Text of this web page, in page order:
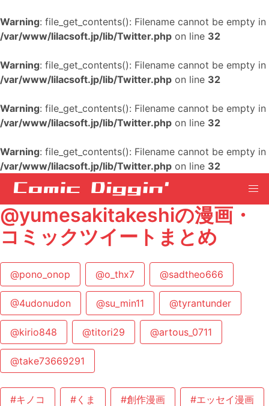
Warning: file_get_contents(): Filename cannot be empty in
/var/www/lilacsoft.jp/lib/Twitter.php on line 32
Warning: file_get_contents(): Filename cannot be empty in
/var/www/lilacsoft.jp/lib/Twitter.php on line 32
Warning: file_get_contents(): Filename cannot be empty in
/var/www/lilacsoft.jp/lib/Twitter.php on line 32
Warning: file_get_contents(): Filename cannot be empty in
/var/www/lilacsoft.jp/lib/Twitter.php on line 32
@yumesakitakeshiの漫画・
コミックツイートまとめ
@pono_onop @o_thx7 @sadtheo666
@4udonudon @su_min11 @tyrantunder
@kirio848 @titori29 @artous_0711
@take73669291
#キノコ #くま #創作漫画 #エッセイ漫画